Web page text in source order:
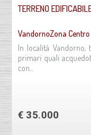
TERRENO
VandornoZona Centro
In località
primari quali
con...
€ 35.000